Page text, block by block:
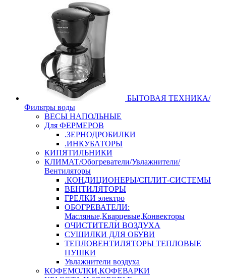
БЫТОВАЯ ТЕХНИКА/
Фильтры воды
ВЕСЫ НАПОЛЬНЫЕ
Для ФЕРМЕРОВ
.ЗЕРНОДРОБИЛКИ
.ИНКУБАТОРЫ
КИПЯТИЛЬНИКИ
КЛИМАТ/Обогреватели/Увлажнители/
Вентиляторы
.КОНДИЦИОНЕРЫ/СПЛИТ-СИСТЕМЫ
ВЕНТИЛЯТОРЫ
ГРЕЛКИ электро
ОБОГРЕВАТЕЛИ:
Масляные,Кварцевые,Конвекторы
ОЧИСТИТЕЛИ ВОЗДУХА
СУШИЛКИ ДЛЯ ОБУВИ
ТЕПЛОВЕНТИЛЯТОРЫ ТЕПЛОВЫЕ
ПУШКИ
Увлажнители воздуха
КОФЕМОЛКИ,КОФЕВАРКИ